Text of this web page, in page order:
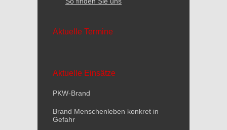
Aktuelle Termine
Aktuelle Einsätze
PKW-Brand
Brand Menschenleben konkret in
Gefahr